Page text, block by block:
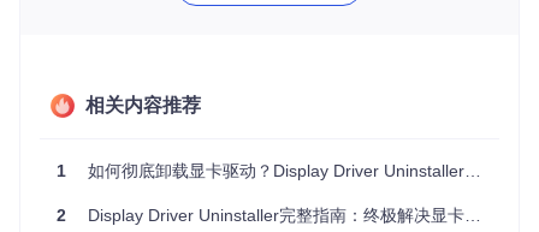
打开设备管理器（按下Win+X，选择"设备管理器"）
展开"显示适配器"查看显卡型号及状态
记录当前驱动版本（右键显卡→属性→驱动程序）
DDU工具特性解析：专业驱动清理的技术优势
相关内容推荐
1 如何彻底卸载显卡驱动？Display Driver Uninstaller（DDU）完整使用指南 🚀
2 Display Driver Uninstaller完整指南：终极解决显卡驱动冲突的快速方法